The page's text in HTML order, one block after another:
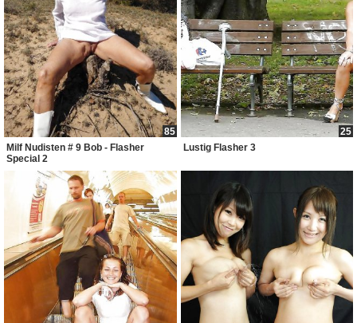
85
Milf Nudisten # 9 Bob - Flasher
Special 2
25
Lustig Flasher 3